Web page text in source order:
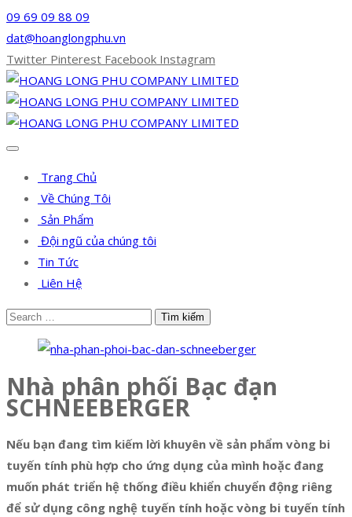
09 69 09 88 09
dat@hoanglongphu.vn
Twitter Pinterest Facebook Instagram
Trang Chủ
Về Chúng Tôi
Sản Phẩm
Đội ngũ của chúng tôi
Tin Tức
Liên Hệ
Nhà phân phối Bạc đạn
SCHNEEBERGER
Nếu bạn đang tìm kiếm lời khuyên về sản phẩm vòng bi
tuyến tính phù hợp cho ứng dụng của mình hoặc đang
muốn phát triển hệ thống điều khiển chuyển động riêng
để sử dụng công nghệ tuyến tính hoặc vòng bi tuyến tính